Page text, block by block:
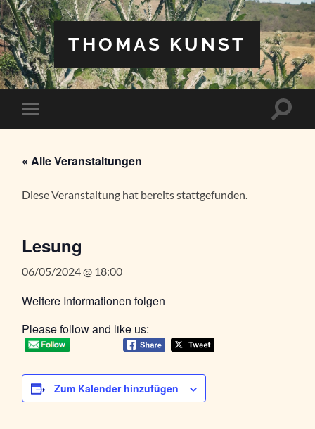
THOMAS KUNST
Mobile-
Menü
« Alle Veranstaltungen
Diese Veranstaltung hat bereits stattgefunden.
Lesung
06/05/2024 @ 18:00
Weitere Informationen folgen
Please follow and like us:
Zum Kalender hinzufügen